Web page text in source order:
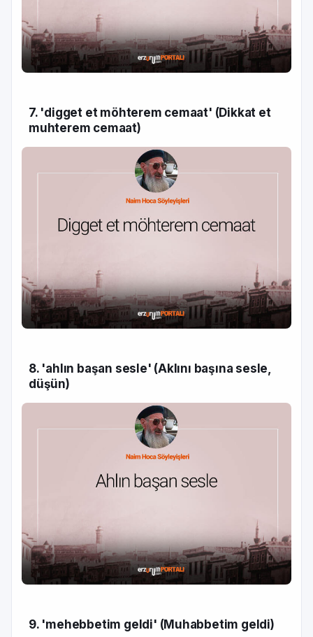
7. 'digget et möhterem cemaat' (Dikkat et
muhterem cemaat)
8. 'ahlın başan sesle' (Aklını başına sesle,
düşün)
9. 'mehebbetim geldi' (Muhabbetim geldi)